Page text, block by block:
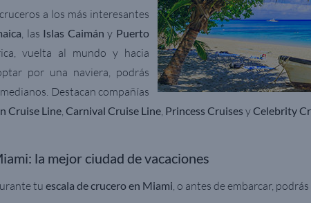
a los más interesantes
, las Islas Caimán y Puerto
vuelta al mundo y hacia
por una naviera, podrás
Destacan compañías
Cruise Line, Carnival Cruise Line, Princess Cruises yCelebrity
la mejor ciudad de vacaciones
tu escala de crucero en Miami, o antes de embarcar,